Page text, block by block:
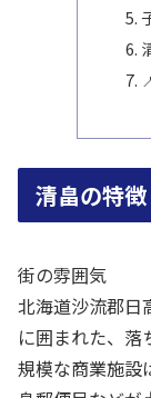
清畠の特
街の雰囲気
北海道沙流郡日
に囲まれた、落
規模な商業施設